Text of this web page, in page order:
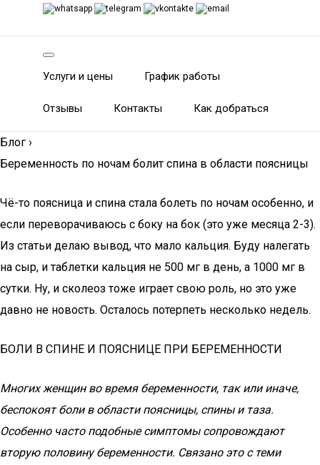
Услуги и цены График работы
Отзывы Контакты Как добраться
Блог ›
Беременность по ночам болит спина в области поясницы
Чё-то поясница и спина стала болеть по ночам особенно, и
если переворачиваюсь с боку на бок (это уже месяца 2-3).
Из статьи делаю вывод, что мало кальция. Буду налегать
на сыр, и таблетки кальция не 500 мг в день, а 1000 мг в
сутки. Ну, и сколеоз тоже играет свою роль, но это уже
давно не новость. Осталось потерпеть несколько недель.
БОЛИ В СПИНЕ И ПОЯСНИЦЕ ПРИ БЕРЕМЕННОСТИ
Многих женщин во время беременности, так или иначе,
беспокоят боли в области поясницы, спины и таза.
Особенно часто подобные симптомы сопровождают
вторую половину беременности. Связано это с теми